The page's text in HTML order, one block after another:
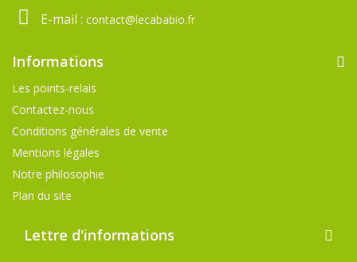
E-mail : contact@lecababio.fr
Informations
Les points-relais
Contactez-nous
Conditions générales de vente
Mentions légales
Notre philosophie
Plan du site
Lettre d'informations